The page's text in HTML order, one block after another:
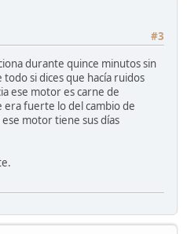
#3
durante quince minutos sin
si dices que hacía ruidos
ese motor es carne de
era fuerte lo del cambio de
motor tiene sus días